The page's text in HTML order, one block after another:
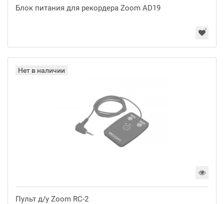
Блок питания для рекордера Zoom AD19
Нет в наличии
Пульт д/у Zoom RC-2